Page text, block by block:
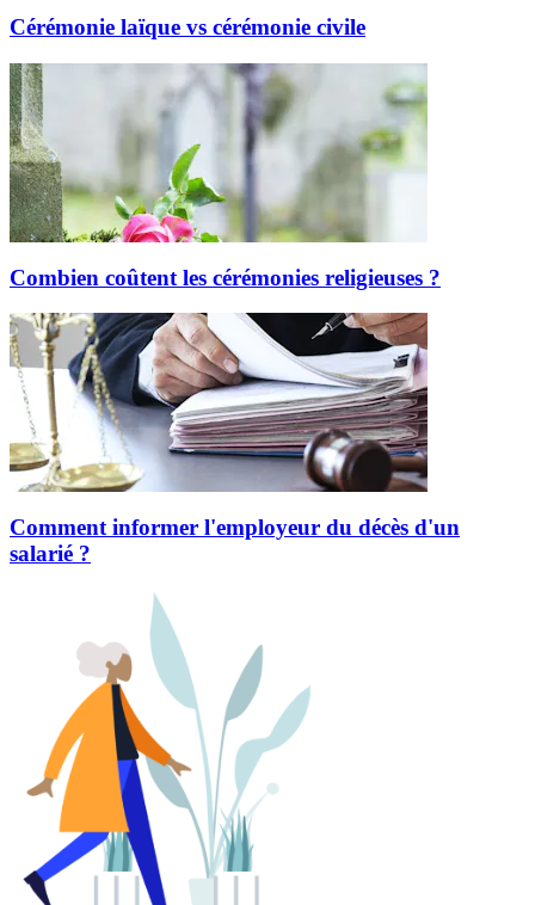
Cérémonie laïque vs cérémonie civile
Combien coûtent les cérémonies religieuses ?
Comment informer l'employeur du décès d'un
salarié ?